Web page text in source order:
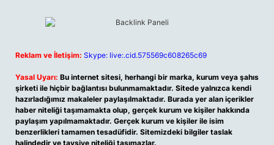
Reklam ve İletişim: Skype: live:.cid.575569c608265c69
Yasal Uyarı: Bu internet sitesi, herhangi bir marka, kurum veya şahıs
şirketi ile hiçbir bağlantısı bulunmamaktadır. Sitede yalnızca kendi
hazırladığımız makaleler paylaşılmaktadır. Burada yer alan içerikler
haber niteliği taşımamakta olup, gerçek kurum ve kişiler hakkında
paylaşım yapılmamaktadır. Gerçek kurum ve kişiler ile isim
benzerlikleri tamamen tesadüfidir. Sitemizdeki bilgiler taslak
halindedir ve tavsiye niteliği taşımazlar.